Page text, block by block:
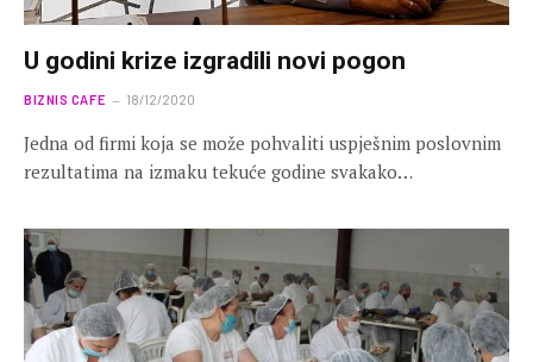
U godini krize izgradili novi pogon
BIZNIS CAFE 18/12/2020
Jedna od firmi koja se može pohvaliti uspješnim poslovnim
rezultatima na izmaku tekuće godine svakako…